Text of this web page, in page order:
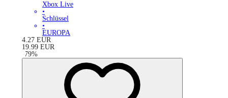
Xbox Live
•
Schlüssel
•
EUROPA
4.27 EUR
19.99 EUR
-79%